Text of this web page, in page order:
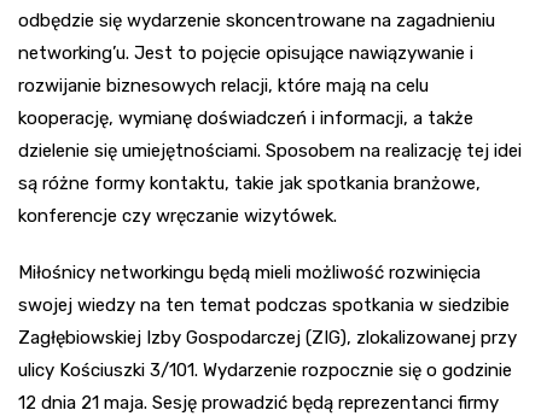
odbędzie się wydarzenie skoncentrowane na zagadnieniu
networking’u. Jest to pojęcie opisujące nawiązywanie i
rozwijanie biznesowych relacji, które mają na celu
kooperację, wymianę doświadczeń i informacji, a także
dzielenie się umiejętnościami. Sposobem na realizację tej idei
są różne formy kontaktu, takie jak spotkania branżowe,
konferencje czy wręczanie wizytówek.
Miłośnicy networkingu będą mieli możliwość rozwinięcia
swojej wiedzy na ten temat podczas spotkania w siedzibie
Zagłębiowskiej Izby Gospodarczej (ZIG), zlokalizowanej przy
ulicy Kościuszki 3/101. Wydarzenie rozpocznie się o godzinie
12 dnia 21 maja. Sesję prowadzić będą reprezentanci firmy